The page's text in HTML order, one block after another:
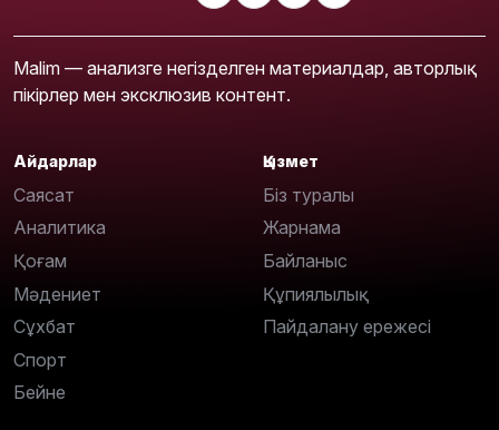
Malim — анализге негізделген материалдар, авторлық
пікірлер мен эксклюзив контент.
Айдарлар
Саясат
Аналитика
Қоғам
Мәдениет
Сұхбат
Спорт
Бейне
Қызмет
Біз туралы
Жарнама
Байланыс
Құпиялылық
Пайдалану ережесі